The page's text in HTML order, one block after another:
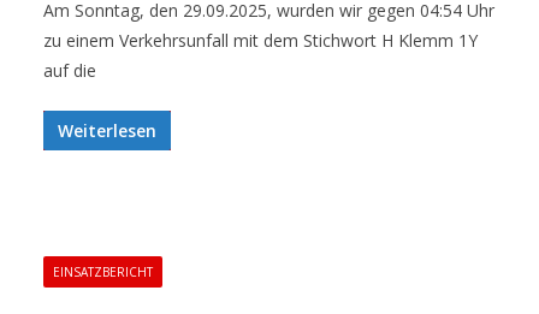
Am Sonntag, den 29.09.2025, wurden wir gegen 04:54 Uhr
zu einem Verkehrsunfall mit dem Stichwort H Klemm 1Y
auf die
Weiterlesen
EINSATZBERICHT